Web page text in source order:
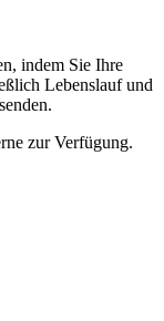
indem Sie Ihre
Lebenslauf und
zur Verfügung.